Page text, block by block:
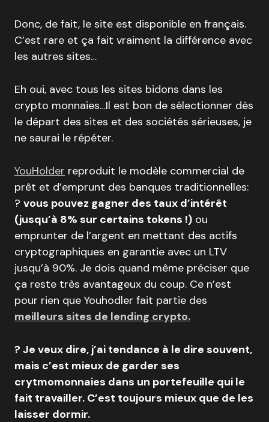
Donc, de fait, le site est disponible en français.
C’est rare et ça fait vraiment la différence avec
les autres sites…
Eh oui, avec tous les sites bidons dans les
crypto monnaies…Il est bon de sélectionner dès
le départ des sites et des sociétés sérieuses, je
ne saurai le répéter.
YouHolder reproduit le modèle commercial de
prêt et d’emprunt des banques traditionnelles:
? vous pouvez gagner des taux d’intérêt
(jusqu’à 8% sur certains tokens !) ou
emprunter de l’argent en mettant des actifs
cryptographiques en garantie avec un LTV
jusqu’à 90%. Je dois quand même préciser que
ça reste très avantageux du coup. Ce n’est
pour rien que Youhodler fait partie des
meilleurs sites de lending crypto.
? Je veux dire, j’ai tendance à le dire souvent,
mais c’est mieux de garder ses
crytmomonnaies dans un portefeuille qui le
fait travailler. C’est toujours mieux que de les
laisser dormir.